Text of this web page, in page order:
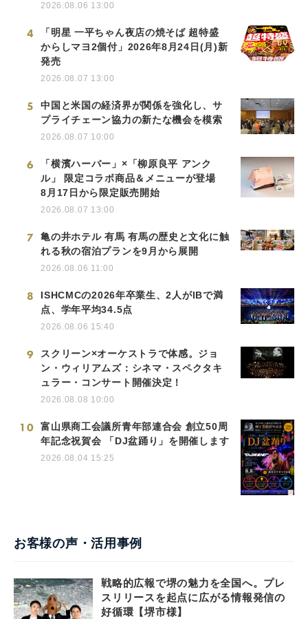
2026.08.06 13:00
4
「明星 一平ちゃん夜店の焼そば 超特盛
からしマヨ2個付」2026年8月24日(月)新
発売
2026.08.07 13:00
5
中国と米国の経済界が関係を強化し、サ
プライチェーン協力の新たな機会を模索
2026.08.07 10:00
6
「横濱ハーバー」×「柳原良平 アンク
ル」 限定コラボ商品＆メニューが登場
8月17日から限定販売開始
2026.08.07 13:00
7
亀の井ホテル 有馬 有馬の歴史と文化に触
れる秋の宿泊プランを9月から展開
2026.08.06 11:00
8
ISHCMCの2026年卒業生、2人がIBで満
点、学年平均34.5点
2026.08.06 15:40
9
スクリーン×オーケストラで体感。ジョ
ン・ウィリアムズ：シネマ・スペクタキ
ュラー・コンサート開催決定！
2026.08.08 10:00
10
富山県商工会議所青年部連合会 創立50周
年記念祝賀会 「DJ盆踊り」を開催します
2026.08.04 15:25
お客様の声・活用事例
戦略的広報で堺の魅力を全国へ。プレ
スリリースを起点に広がる情報発信の
好循環【堺市様】